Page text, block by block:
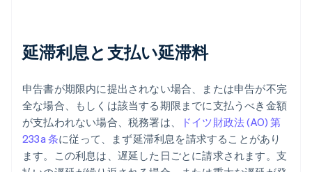
延滞利息と支払い延滞料
申告書が期限内に提出されない場合、または申告が不完
全な場合、もしくは該当する期限までに支払うべき金額
が支払われない場合、税務署は、
ドイツ財政法 (AO) 第
233a 条に従って、まず延滞利息を請求することがあり
ます。この利息は、遅延した日ごとに請求されます。支